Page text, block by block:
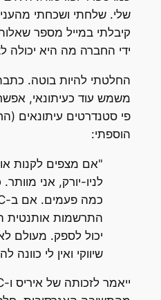
שלי. שלחתי ושכחתי
קיבלתי במייל מספר שאלות.
ידי החברה מה היא יכולה
החלטתי להיות בוטה. כתבתי
משמש עוד כעיתונאי, אפשר
פי סטנדרטים עיתונאים
הוספתי:
"אם מצפים לקנות אותי
לניו-יורק, אני מוותר.
התרשמות אותנטית
יכול לספק. מעולם לא
שיווקי ואין לי כוונה